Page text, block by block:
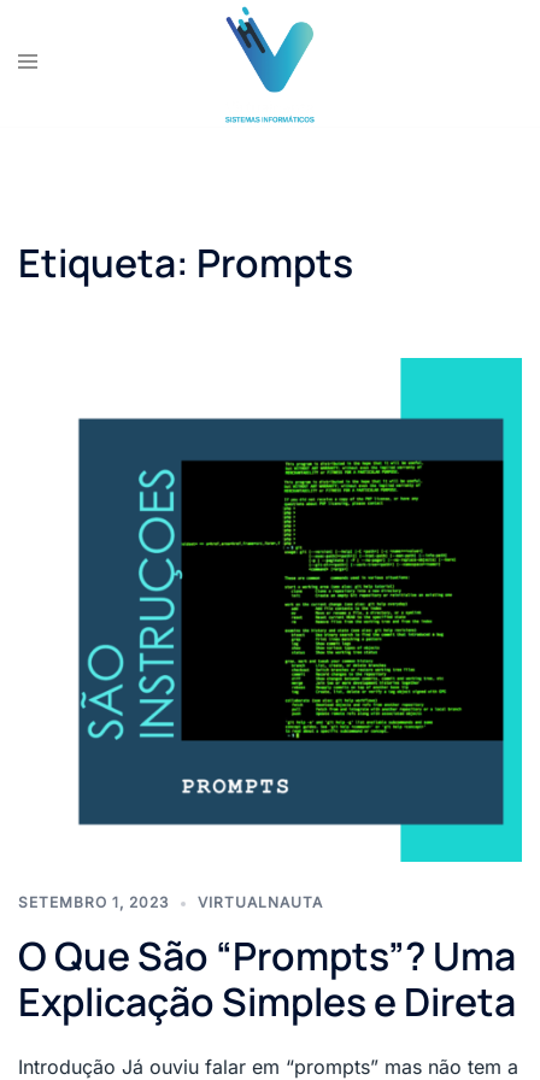
Etiqueta: Prompts
SETEMBRO 1, 2023 VIRTUALNAUTA
O Que São “Prompts”? Uma
Explicação Simples e Direta
Introdução Já ouviu falar em “prompts” mas não tem a